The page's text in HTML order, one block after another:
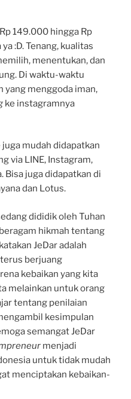
149.000 hingga Rp
:D. Tenang, kualitas
menentukan, dan
Di waktu-waktu
menggoda iman,
ke instagramnya
mudah didapatkan
via LINE, Instagram,
Bisa juga didapatkan di
dan Lotus.
dididik oleh Tuhan
hikmah tentang
JeDar adalah
berjuang
kebaikan yang kita
melainkan untuk orang
tentang penilaian
kesimpulan
semangat JeDar
menjadi
untuk tidak mudah
menciptakan kebaikan-